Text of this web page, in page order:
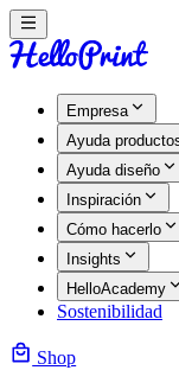
Empresa
Ayuda
Ayuda diseño
Inspiración
Cómo hacerlo
Insights
HelloAcademy
Sostenibilidad
Shop